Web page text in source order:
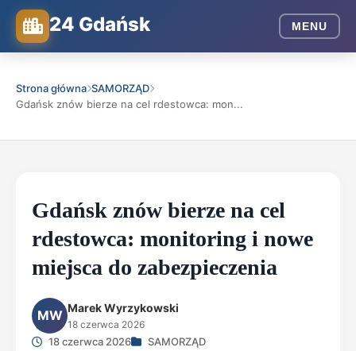
24 Gdańsk MENU
Strona główna SAMORZĄD
Gdańsk znów bierze na cel rdestowca: mon...
Gdańsk znów bierze na cel
rdestowca: monitoring i nowe
miejsca do zabezpieczenia
MW Marek Wyrzykowski
18 czerwca 2026
18 czerwca 2026 SAMORZĄD